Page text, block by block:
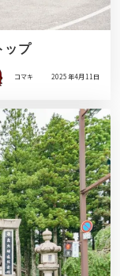
ップ
コマキ 2025年4月11日